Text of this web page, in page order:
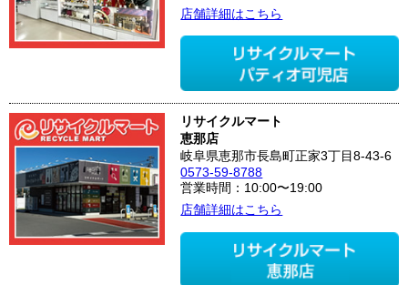
店舗詳細はこちら
リサイクルマート
恵那店
岐阜県恵那市長島町正家3丁目8-43-6
0573-59-8788
営業時間：10:00〜19:00
店舗詳細はこちら